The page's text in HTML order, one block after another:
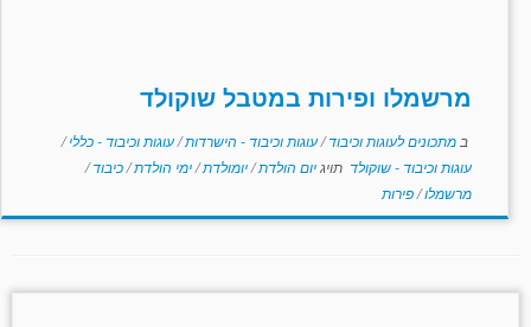
מרשמלו ופירות במטבל שוקולד
ב מתכונים לעוגות וכיבוד/עוגות וכיבוד - הישרדות/עוגות וכיבוד - כללי/
עוגות וכיבוד - שוקולד תויגיום הולדת/יומולדת/ימי הולדת/כיבוד/
מרשמלו/פירות